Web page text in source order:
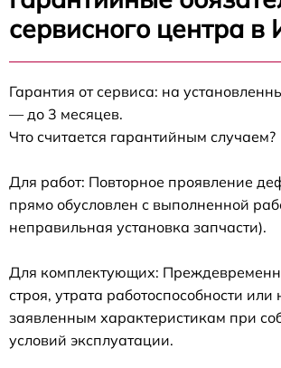
сервисного центра в
Гарантия от сервиса: на
— до 3 месяцев.
Что считается гарантийным случаем?
Для работ: Повторное проявление
прямо обусловлен с выполненной
неправильная установка запчасти).
Для комплектующих:
строя, утрата работоспособности или
заявленным характеристикам при
условий эксплуатации.